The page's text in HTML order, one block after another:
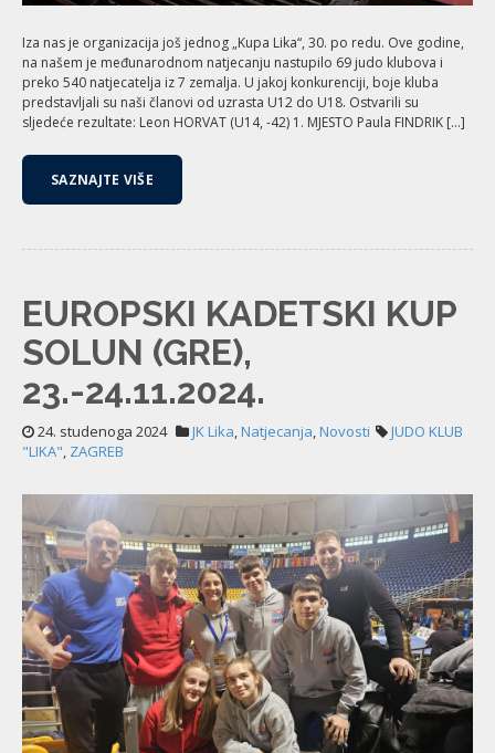
Iza nas je organizacija još jednog „Kupa Lika“, 30. po redu. Ove godine,
na našem je međunarodnom natjecanju nastupilo 69 judo klubova i
preko 540 natjecatelja iz 7 zemalja. U jakoj konkurenciji, boje kluba
predstavljali su naši članovi od uzrasta U12 do U18. Ostvarili su
sljedeće rezultate: Leon HORVAT (U14, -42) 1. MJESTO Paula FINDRIK […]
SAZNAJTE VIŠE
EUROPSKI KADETSKI KUP
SOLUN (GRE),
23.-24.11.2024.
24. studenoga 2024 JK Lika,Natjecanja,Novosti
JUDO KLUB
"LIKA", ZAGREB